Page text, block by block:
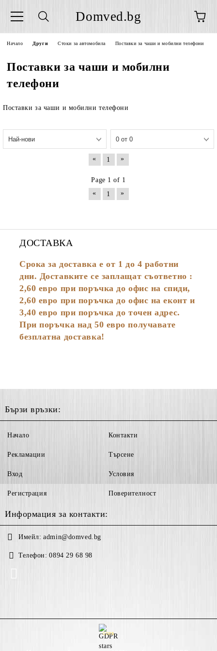
Domved.bg
Начало Други Стоки за автомобила Поставки за чаши и мобилни телефони
Поставки за чаши и мобилни
телефони
Поставки за чаши и мобилни телефони
« 1 »
Page 1 of 1
«
1 »
ДОСТАВКА
Срока за доставка е от 1 до 4 работни
дни. Доставките се заплащат съответно :
2,60 евро при поръчка до офис на спиди,
2,60 евро при поръчка до офис на еконт и
3,40 евро при поръчка до точен адрес.
При поръчка над 50 евро получавате
безплатна доставка!
Бързи връзки:
Начало
Рекламации
Вход
Регистрация
Контакти
Търсене
Условия
Поверителност
Информация за контакти:
Имейл: admin@domved.bg
Телефон: 0894 29 68 98
GDPR